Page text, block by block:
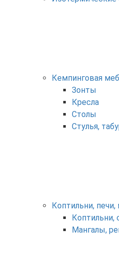
Кемпинговая
Зонты
Кресла
Столы
Стулья,
Коптильни, печи,
Коптильни,
Мангалы,